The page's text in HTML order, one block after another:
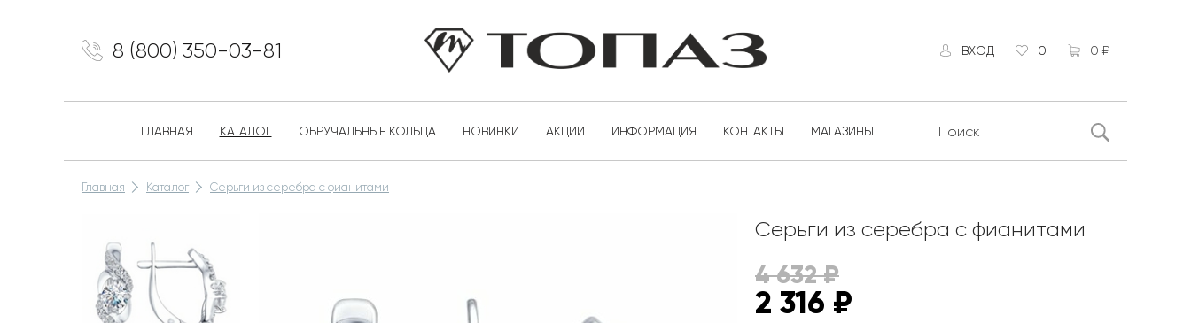
8 (800) 350-03-81 ВХОД 0 0 ₽
ГЛАВНАЯ КАТАЛОГ ОБРУЧАЛЬНЫЕ КОЛЬЦА НОВИНКИ АКЦИИ ИНФОРМАЦИЯ КОНТАКТЫ МАГАЗИНЫ
Главная Каталог Серьги из серебра с фианитами
Серьги из серебра с фианитами
4 632₽
2 316 ₽